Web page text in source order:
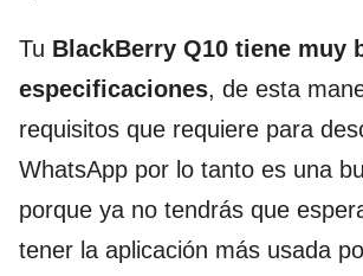
Tu BlackBerry Q10 tiene muy
especificaciones, de esta
requisitos que requiere para
WhatsApp por lo tanto es una
porque ya no tendrás que
tener la aplicación más usada